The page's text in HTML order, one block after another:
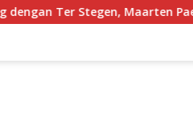
Maarten Paes Ditantang